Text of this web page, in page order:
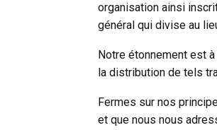
organisation ainsi
général qui divise au
Notre étonnement est
la distribution de tels
Fermes sur nos
et que nous nous